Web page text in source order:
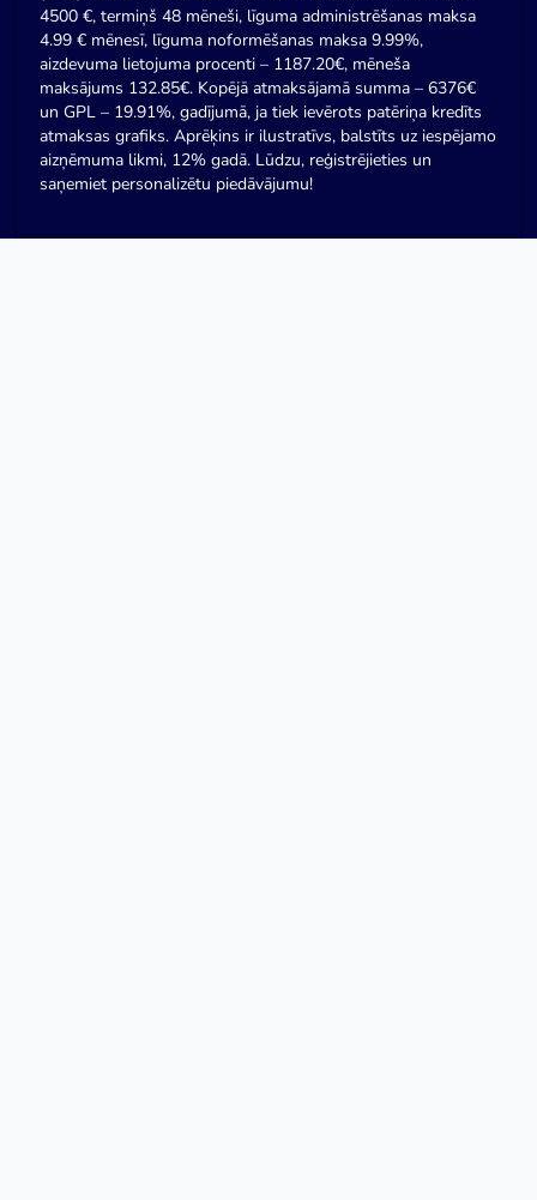
4500 €, termiņš 48 mēneši, līguma administrēšanas maksa
4.99 € mēnesī, līguma noformēšanas maksa 9.99%,
aizdevuma lietojuma procenti – 1187.20€, mēneša
maksājums 132.85€. Kopējā atmaksājamā summa – 6376€
un GPL – 19.91%, gadījumā, ja tiek ievērots patēriņa kredīts
atmaksas grafiks. Aprēķins ir ilustratīvs, balstīts uz iespējamo
aizņēmuma likmi, 12% gadā. Lūdzu, reģistrējieties un
saņemiet personalizētu piedāvājumu!